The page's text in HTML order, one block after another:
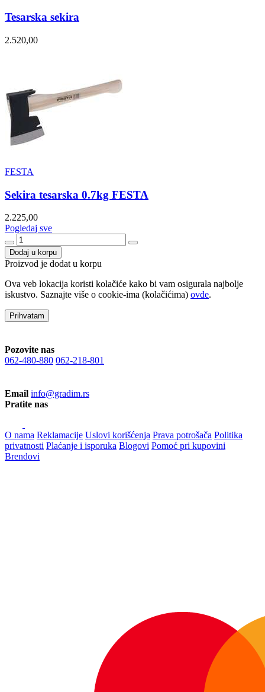
Tesarska sekira
2.520,00
FESTA
Sekira tesarska 0.7kg FESTA
2.225,00
Pogledaj sve
Dodaj u korpu
Proizvod je dodat u korpu
Ova veb lokacija koristi kolačiće kako bi vam osigurala najbolje
iskustvo. Saznajte više o cookie-ima (kolačićima) ovde.
Prihvatam
Pozovite nas
062-480-880 062-218-801
Email info@gradim.rs
Pratite nas
O nama Reklamacije Uslovi korišćenja Prava potrošača Politika
privatnosti Plaćanje i isporuka Blogovi Pomoć pri kupovini
Brendovi